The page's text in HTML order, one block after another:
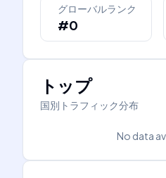
グローバルランク
#0
トップ
国別トラフィック分布
No data